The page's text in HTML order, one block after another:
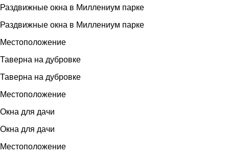
Раздвижные окна в Миллениум парке
Раздвижные окна в Миллениум парке
Местоположение
Таверна на дубровке
Таверна на дубровке
Местоположение
Окна для дачи
Окна для дачи
Местоположение